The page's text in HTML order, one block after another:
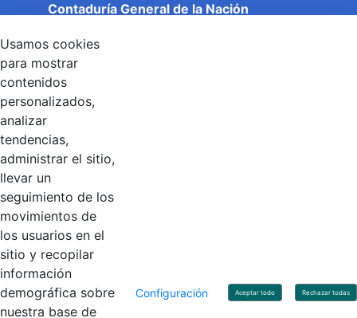
Contaduría General de la Nación
Entidad adscrita al Ministerio de Hacienda y Crédito
Público
Torre 1 (Aire) - Piso 15, Bogotá D.C., Colombia
Código Postal: 111071
Linkedin
Contacto
Línea de servicio al ciudadano: +57(601) 492 64 00
Correo Institucional:
Correo de notificaciones judiciales:
notificacionjudicial@contaduria.gov.co
Usamos cookies
para mostrar
contenidos
personalizados,
analizar
tendencias,
administrar el sitio,
llevar un
seguimiento de los
movimientos de
los usuarios en el
sitio y recopilar
información
demográfica sobre
nuestra base de
Configuración Aceptar todo Rechazar todas